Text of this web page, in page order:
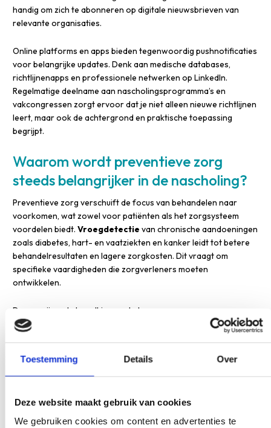
Toestemming Details Over
Deze website maakt gebruik van cookies
We gebruiken cookies om content en advertenties te
handig om zich te abonneren op digitale nieuwsbrieven van
relevante organisaties.
Online platforms en apps bieden tegenwoordig pushnotificaties
voor belangrijke updates. Denk aan medische databases,
richtlijnenapps en professionele netwerken op LinkedIn.
Regelmatige deelname aan nascholingsprogramma’s en
vakcongressen zorgt ervoor dat je niet alleen nieuwe richtlijnen
leert, maar ook de achtergrond en praktische toepassing
begrijpt.
Waarom wordt preventieve zorg
steeds belangrijker in de nascholing?
Preventieve zorg verschuift de focus van behandelen naar
voorkomen, wat zowel voor patiënten als het zorgsysteem
voordelen biedt.Vroegdetectie van chronische aandoeningen
zoals diabetes, hart- en vaatziekten en kanker leidt tot betere
behandelresultaten en lagere zorgkosten. Dit vraagt om
specifieke vaardigheden die zorgverleners moeten
ontwikkelen.
De vergrijzende bevolking en de toename van
leefstijlgerelateerde aandoeningen maken preventieve zorg
nog belangrijker. Zorgverleners moeten leren hoe ze patiënten
stoppen met roken tot meer bewegen en gezonder eten.
gespreksvaardigheden voor gedragsverandering, motiverende
gespreksvoering en het gebruik van digitale tools voor